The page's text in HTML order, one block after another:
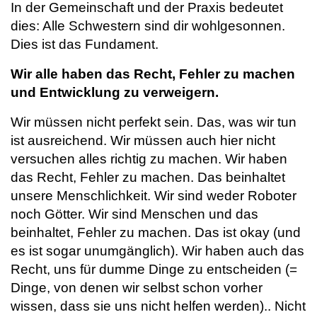
In der Gemeinschaft und der Praxis bedeutet
dies: Alle Schwestern sind dir wohlgesonnen.
Dies ist das Fundament.
Wir alle haben das Recht, Fehler zu machen
und Entwicklung zu verweigern.
Wir müssen nicht perfekt sein. Das, was wir tun
ist ausreichend. Wir müssen auch hier nicht
versuchen alles richtig zu machen. Wir haben
das Recht, Fehler zu machen. Das beinhaltet
unsere Menschlichkeit. Wir sind weder Roboter
noch Götter. Wir sind Menschen und das
beinhaltet, Fehler zu machen. Das ist okay (und
es ist sogar unumgänglich). Wir haben auch das
Recht, uns für dumme Dinge zu entscheiden (=
Dinge, von denen wir selbst schon vorher
wissen, dass sie uns nicht helfen werden).. Nicht